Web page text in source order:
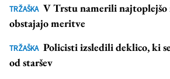
TRŽAŠKA V Trstu namerili najtoplejšo
obstajajo meritve
TRŽAŠKA Policisti izsledili deklico, ki
od staršev